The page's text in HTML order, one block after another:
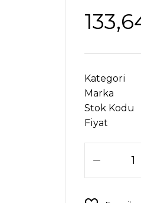
Kategori
Marka
Stok Kodu
Fiyat